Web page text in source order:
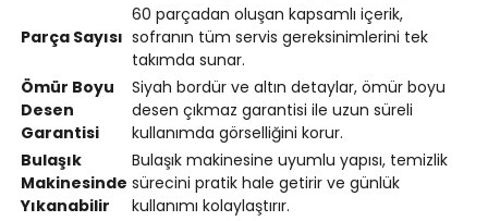
Parça Sayısı
60 parçadan oluşan kapsamlı içerik,
sofranın tüm servis gereksinimlerini tek
takımda sunar.
Ömür Boyu
Desen
Garantisi
Siyah bordür ve altın detaylar, ömür boyu
desen çıkmaz garantisi ile uzun süreli
kullanımda görselliğini korur.
Bulaşık
Makinesinde
Yıkanabilir
Bulaşık makinesine uyumlu yapısı, temizlik
sürecini pratik hale getirir ve günlük
kullanımı kolaylaştırır.